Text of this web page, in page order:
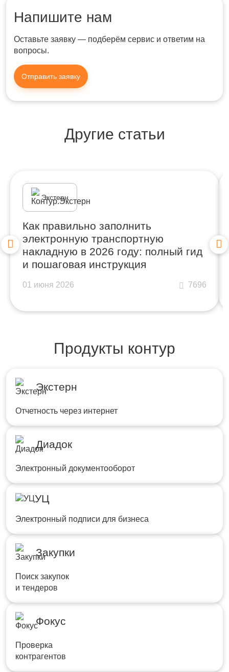
Напишите нам
Оставьте заявку — подберём сервис и ответим на
вопросы.
Отправить заявку
Другие статьи
Экстерн
Как правильно заполнить
электронную транспортную
накладную в 2026 году: полный гид
и пошаговая инструкция
01 июня 2026 7696
Продукты контур
Экстерн
Отчетность через интернет
Диадок
Электронный документооборот
УЦ
Электронный подписи для бизнеса
Закупки
Поиск закупок
и тендеров
Фокус
Проверка
контрагентов